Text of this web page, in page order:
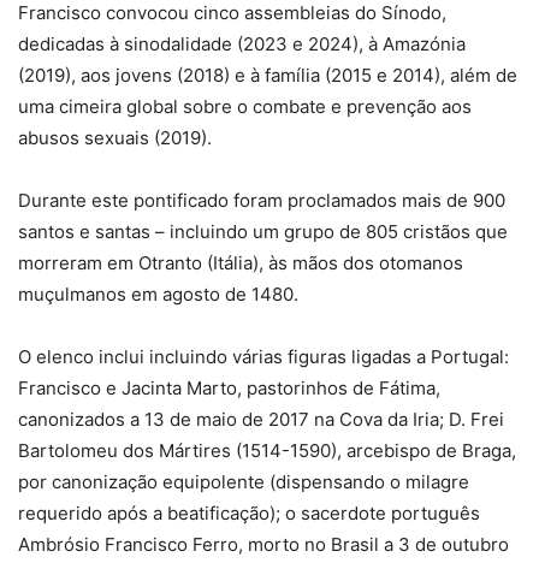
Francisco convocou cinco assembleias do Sínodo,
dedicadas à sinodalidade (2023 e 2024), à Amazónia
(2019), aos jovens (2018) e à família (2015 e 2014), além de
uma cimeira global sobre o combate e prevenção aos
abusos sexuais (2019).
Durante este pontificado foram proclamados mais de 900
santos e santas – incluindo um grupo de 805 cristãos que
morreram em Otranto (Itália), às mãos dos otomanos
muçulmanos em agosto de 1480.
O elenco inclui incluindo várias figuras ligadas a Portugal:
Francisco e Jacinta Marto, pastorinhos de Fátima,
canonizados a 13 de maio de 2017 na Cova da Iria; D. Frei
Bartolomeu dos Mártires (1514-1590), arcebispo de Braga,
por canonização equipolente (dispensando o milagre
requerido após a beatificação); o sacerdote português
Ambrósio Francisco Ferro, morto no Brasil a 3 de outubro